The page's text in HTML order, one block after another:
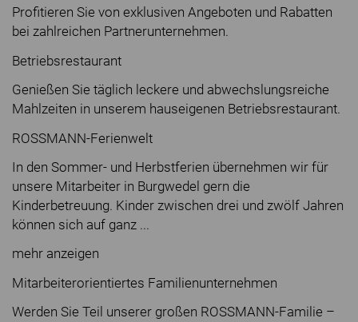
Profitieren Sie von exklusiven Angeboten und Rabatten
bei zahlreichen Partnerunternehmen.
Betriebsrestaurant
Genießen Sie täglich leckere und abwechslungsreiche
Mahlzeiten in unserem hauseigenen Betriebsrestaurant.
ROSSMANN-Ferienwelt
In den Sommer- und Herbstferien übernehmen wir für
unsere Mitarbeiter in Burgwedel gern die
Kinderbetreuung. Kinder zwischen drei und zwölf Jahren
können sich auf ganz ...
mehr anzeigen
Mitarbeiterorientiertes Familienunternehmen
Werden Sie Teil unserer großen ROSSMANN-Familie –